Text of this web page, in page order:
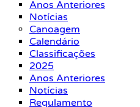
Anos Anteriores
Notícias
Canoagem
Calendário
Classificações
2025
Anos Anteriores
Notícias
Regulamento